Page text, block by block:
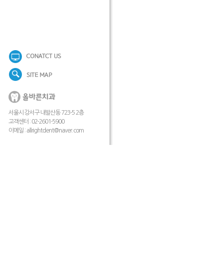
서울시 강서구 내발산동 723-5 2층
고객센터 : 02-2601-5900
이메일 : allrightdent@naver.com